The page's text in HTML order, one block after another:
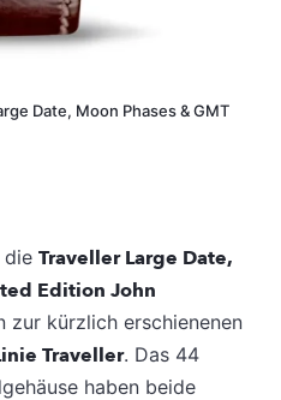
Date, Moon Phases & GMT
die Traveller Large Date,
Edition John
zur kürzlich erschienenen
Traveller. Das 44
haben beide